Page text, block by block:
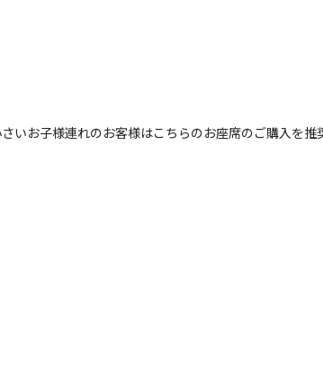
お子様連れのお客様はこちらのお座席のご購入を推